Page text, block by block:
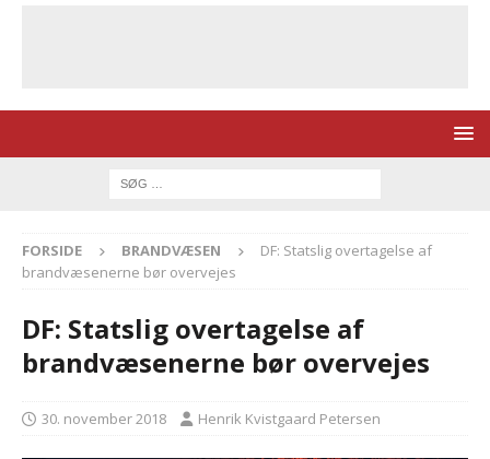
FORSIDE BRANDVÆSEN
DF: Statslig overtagelse af
brandvæsenerne bør overvejes
DF: Statslig overtagelse af
brandvæsenerne bør overvejes
30. november 2018 Henrik Kvistgaard Petersen